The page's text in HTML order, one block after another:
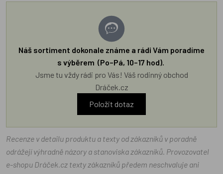
Náš sortiment dokonale známe a rádi Vám poradíme
s výběrem (Po–Pá, 10–17 hod).
Jsme tu vždy rádi pro Vás! Váš rodinný obchod
Dráček.cz
Položit dotaz
Recenze v detailu produktu a texty od zákazníků v poradně
odrážejí výhradně názory a stanoviska zákazníků. Provozovatel
e-shopu Dráček.cz texty zákazníků předem neschvaluje ani